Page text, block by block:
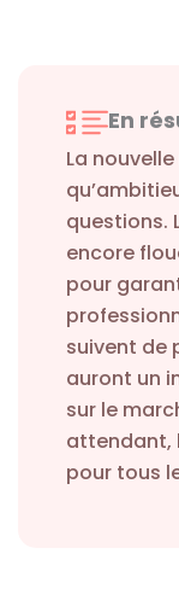
En
La
questions.
encore
pour
suivent de
auront un
sur le
attendant,
pour tous